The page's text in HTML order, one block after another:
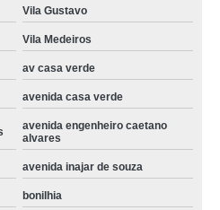
secadora sitio mandaqui
orçamento lausane
preço Perdizes
Zona oeste
e secadora rua zilda
secadora samsung Vila Maria
lavadora e secadora vila santa
Vila Gustavo
Vila Medeiros
av casa verde
avenida casa verde
avenida engenheiro caetano
alvares
avenida inajar de souza
bonilhia